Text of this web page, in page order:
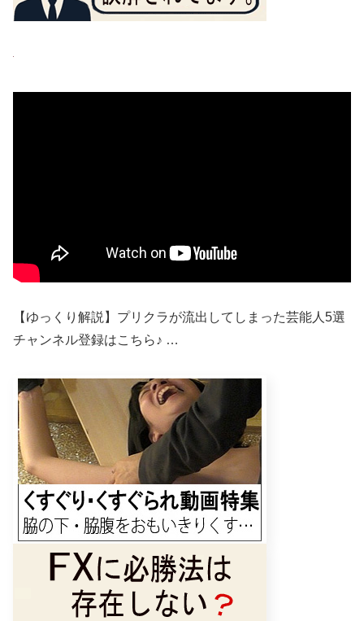
【ゆっくり解説】プリクラが流出してしまった芸能人5選
チャンネル登録はこちら♪ …